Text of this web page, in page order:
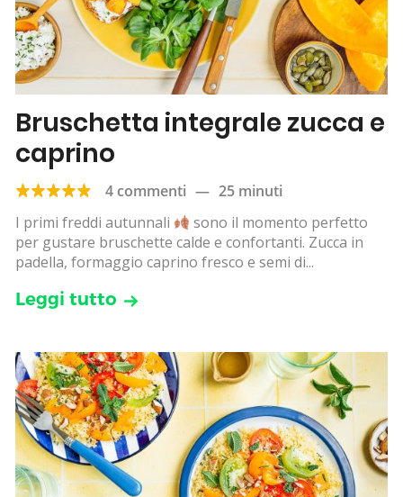
Bruschetta integrale zucca e
caprino
4 commenti — 25 minuti
I primi freddi autunnali
sono il momento perfetto
per gustare bruschette calde e confortanti. Zucca in
padella, formaggio caprino fresco e semi di...
Leggi tutto